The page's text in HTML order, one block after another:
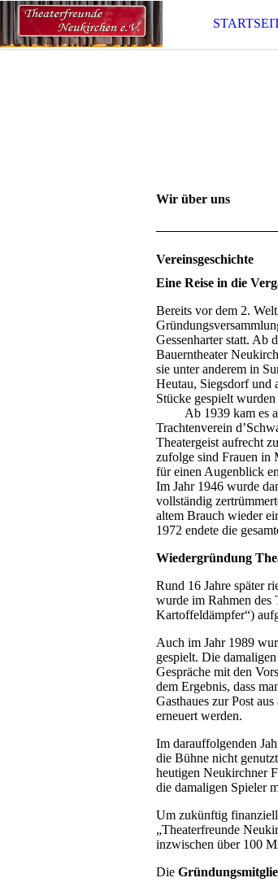
Wir über uns
Vereinsgeschichte
Eine Reise in die
Bereits vor dem 2.
Gessenharter statt. Ab
Bauerntheater
sie unter anderem in
Heutau, Siegsdorf und
Stücke gespielt
Ab 1939 kam es
Trachtenverein
Theatergeist aufrecht
zufolge sind Frauen in
für einen Augenblick
Im Jahr 1946 wurde
vollständig
altem Brauch wieder
1972 endete die
Wiedergründung
Rund 16 Jahre später
wurde im Rahmen des
Kartoffeldämpfer“)
Auch im Jahr 1989
gespielt. Die
Gespräche mit den
dem Ergebnis, dass
Gasthaues zur Post
erneuert werden.
Im darauffolgenden
die Bühne nicht
heutigen Neukirchner
die damaligen Spieler
Um zukünftig finanziell
„Theaterfreunde
inzwischen über 100
Die